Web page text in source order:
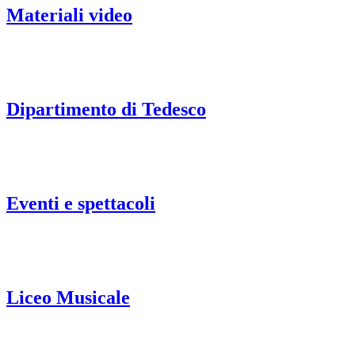
Materiali video
Dipartimento di Tedesco
Eventi e spettacoli
Liceo Musicale